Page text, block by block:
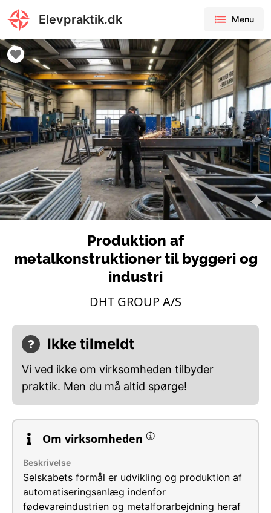
Elevpraktik.dk Menu
Produktion af
metalkonstruktioner til byggeri og
industri
DHT GROUP A/S
Ikke tilmeldt
Vi ved ikke om virksomheden tilbyder
praktik. Men du må altid spørge!
Om virksomheden
Beskrivelse
Selskabets formål er udvikling og produktion af
automatiseringsanlæg indenfor
fødevareindustrien og metalforarbejdning heraf